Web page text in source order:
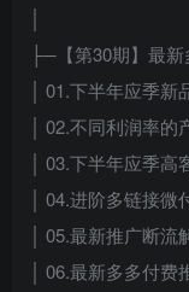
│
├─【第30期】最新
│ 01.下半年应季新
│ 02.不同利润率的
│ 03.下半年应季高
│ 04.进阶多链接微
│ 05.最新推广断流
│ 06.最新多多付费